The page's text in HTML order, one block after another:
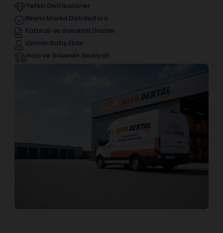
Yetkili Distribütörler
Resmi Marka Distribütörü
Faturalı ve Garantili Ürünler
Uzman Satış Ekibi
Hızlı ve Güvenilir Sevkiyat